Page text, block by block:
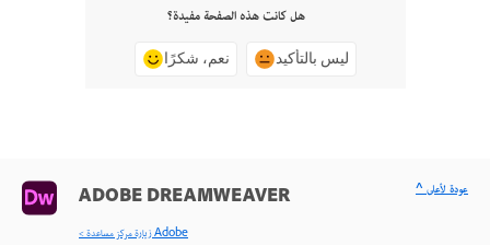
هل كانت هذه الصفحة مفيدة؟
نعم، شكرًا ليس بالتأكيد
ADOBE DREAMWEAVER
< زيارة مركز مساعدة Adobe
^ عودة لأعلى